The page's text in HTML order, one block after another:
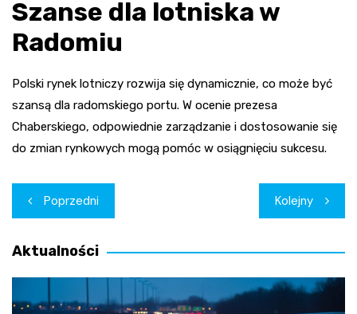
Szanse dla lotniska w
Radomiu
Polski rynek lotniczy rozwija się dynamicznie, co może być
szansą dla radomskiego portu. W ocenie prezesa
Chaberskiego, odpowiednie zarządzanie i dostosowanie się
do zmian rynkowych mogą pomóc w osiągnięciu sukcesu.
Nawigacja
wpisu
Poprzedni Kolejny
Aktualności